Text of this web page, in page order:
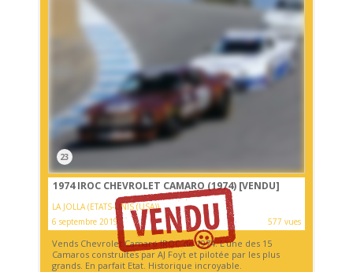
23
1974 IROC CHEVROLET CAMARO (1974) [VENDU]
LA JOLLA (ETATS-UNIS (USA))
6 septembre 2019
577 vues
Vends Chevrolet Camaro IROC de 1974. L'une des 15
Camaros construites par AJ Foyt et pilotée par les plus
grands. En parfait Etat. Historique incroyable.